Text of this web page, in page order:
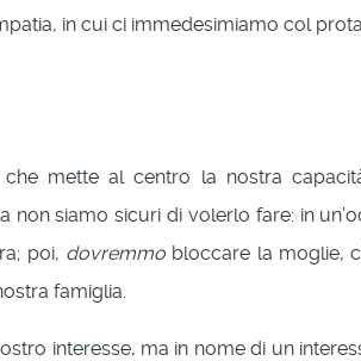
in cui ci immedesimiamo col
mette al centro la nostra
siamo sicuri di volerlo fare: in
poi, dovremmo bloccare la moglie,
famiglia.
interesse, ma in nome di un